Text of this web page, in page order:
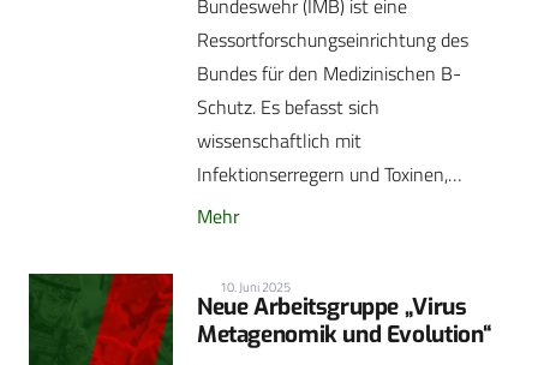
Bundeswehr (IMB) ist eine
Ressortforschungseinrichtung des
Bundes für den Medizinischen B-
Schutz. Es befasst sich
wissenschaftlich mit
Infektionserregern und Toxinen,…
Mehr
10. Juni 2025
Neue Arbeitsgruppe „Virus
Metagenomik und Evolution“